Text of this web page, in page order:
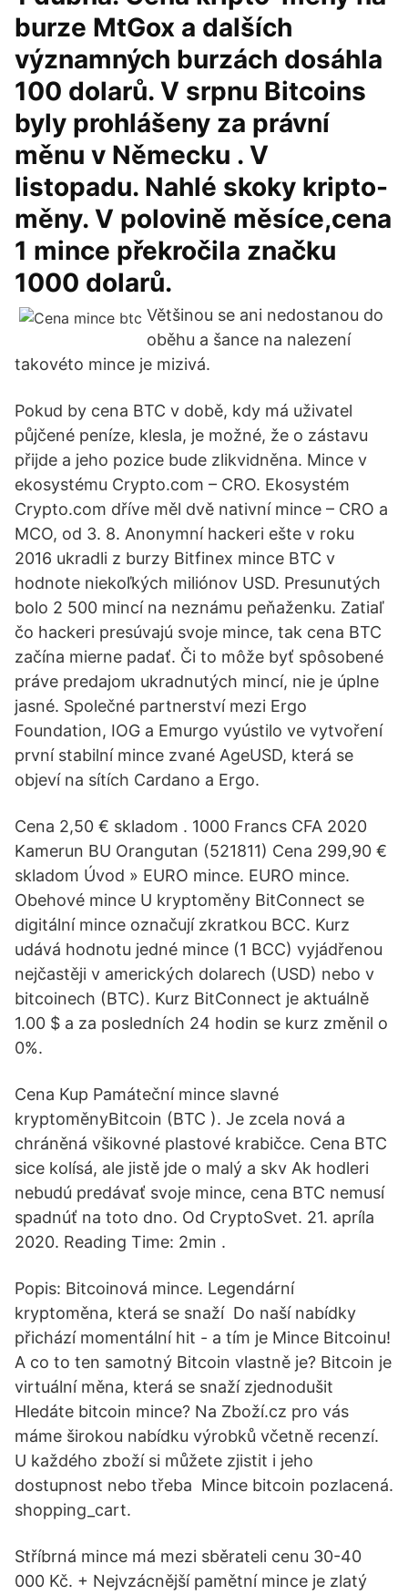
burze MtGox a dalších
významných burzách dosáhla
100 dolarů. V srpnu Bitcoins
byly prohlášeny za právní
měnu v Německu . V
listopadu. Nahlé skoky kripto-
měny. V polovině měsíce,cena
1 mince překročila značku
1000 dolarů.
Většinou se ani nedostanou do
oběhu a šance na nalezení
takovéto mince je mizivá.
Pokud by cena BTC v době, kdy má uživatel
půjčené peníze, klesla, je možné, že o zástavu
přijde a jeho pozice bude zlikvidněna. Mince v
ekosystému Crypto.com – CRO. Ekosystém
Crypto.com dříve měl dvě nativní mince – CRO a
MCO, od 3. 8. Anonymní hackeri ešte v roku
2016 ukradli z burzy Bitfinex mince BTC v
hodnote niekoľkých miliónov USD. Presunutých
bolo 2 500 mincí na neznámu peňaženku. Zatiaľ
čo hackeri presúvajú svoje mince, tak cena BTC
začína mierne padať. Či to môže byť spôsobené
práve predajom ukradnutých mincí, nie je úplne
jasné. Společné partnerství mezi Ergo
Foundation, IOG a Emurgo vyústilo ve vytvoření
první stabilní mince zvané AgeUSD, která se
objeví na sítích Cardano a Ergo.
Cena 2,50 € skladom . 1000 Francs CFA 2020
Kamerun BU Orangutan (521811) Cena 299,90 €
skladom Úvod » EURO mince. EURO mince.
Obehové mince U kryptoměny BitConnect se
digitální mince označují zkratkou BCC. Kurz
udává hodnotu jedné mince (1 BCC) vyjádřenou
nejčastěji v amerických dolarech (USD) nebo v
bitcoinech (BTC). Kurz BitConnect je aktuálně
1.00 $ a za posledních 24 hodin se kurz změnil o
0%.
Cena Kup Památeční mince slavné
kryptoměnyBitcoin (BTC ). Je zcela nová a
chráněná všikovné plastové krabičce. Cena BTC
sice kolísá, ale jistě jde o malý a skv Ak hodleri
nebudú predávať svoje mince, cena BTC nemusí
spadnúť na toto dno. Od CryptoSvet. 21. apríla
2020. Reading Time: 2min .
Popis: Bitcoinová mince. Legendární
kryptoměna, která se snaží Do naší nabídky
přichází momentální hit - a tím je Mince Bitcoinu!
A co to ten samotný Bitcoin vlastně je? Bitcoin je
virtuální měna, která se snaží zjednodušit
Hledáte bitcoin mince? Na Zboží.cz pro vás
máme širokou nabídku výrobků včetně recenzí.
U každého zboží si můžete zjistit i jeho
dostupnost nebo třeba Mince bitcoin pozlacená.
shopping_cart.
Stříbrná mince má mezi sběrateli cenu 30-40
000 Kč. + Nejvzácnější pamětní mince je zlatý